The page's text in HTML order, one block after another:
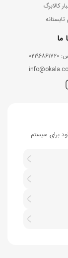
کالابرگ
ما
برای سیستم